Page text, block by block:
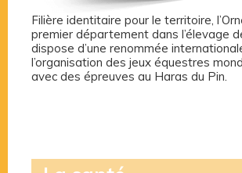
Filière identitaire pour le territoire,
premier département dans l’élevage
dispose d’une renommée
l’organisation des jeux équestres
avec des épreuves au Haras du Pin.